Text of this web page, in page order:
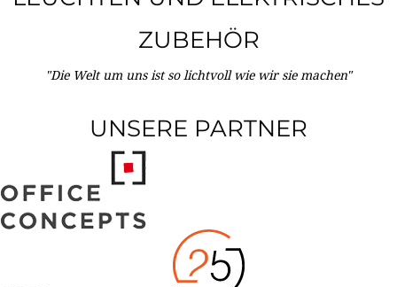
ZUBEHÖR
"Die Welt um uns ist so lichtvoll wie wir sie machen"
UNSERE PARTNER